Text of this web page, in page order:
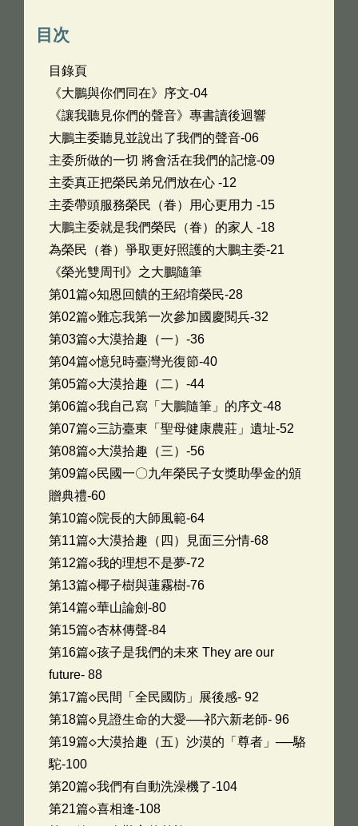
目次
目錄頁
《大鵬與你們同在》序文-04
《讓我聽見你們的聲音》專書讀後迴響
大鵬主委聽見並說出了我們的聲音-06
主委所做的一切 將會活在我們的記憶-09
主委真正把榮民弟兄們放在心 -12
主委帶頭服務榮民（眷）用心更用力 -15
大鵬主委就是我們榮民（眷）的家人 -18
為榮民（眷）爭取更好照護的大鵬主委-21
《榮光雙周刊》之大鵬隨筆
第01篇◇知恩回饋的王紹堉榮民-28
第02篇◇難忘我第一次參加國慶閱兵-32
第03篇◇大漠拾趣（一）-36
第04篇◇憶兒時臺灣光復節-40
第05篇◇大漠拾趣（二）-44
第06篇◇我自己寫「大鵬隨筆」的序文-48
第07篇◇三訪臺東「聖母健康農莊」遺址-52
第08篇◇大漠拾趣（三）-56
第09篇◇民國一〇九年榮民子女獎助學金的頒
贈典禮-60
第10篇◇院長的大師風範-64
第11篇◇大漠拾趣（四）見面三分情-68
第12篇◇我的理想不是夢-72
第13篇◇椰子樹與蓮霧樹-76
第14篇◇華山論劍-80
第15篇◇杏林傳聲-84
第16篇◇孩子是我們的未來 They are our
future- 88
第17篇◇民間「全民國防」展後感- 92
第18篇◇見證生命的大愛──祁六新老師- 96
第19篇◇大漠拾趣（五）沙漠的「尊者」──駱
駝-100
第20篇◇我們有自動洗澡機了-104
第21篇◇喜相逢-108